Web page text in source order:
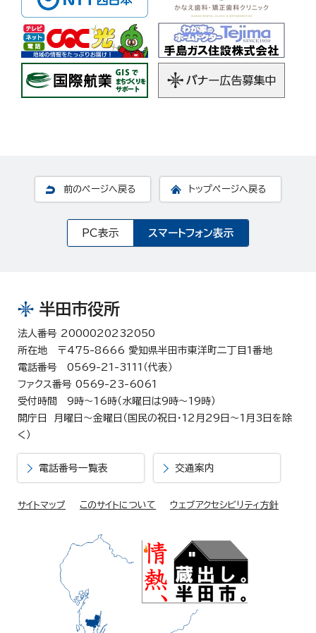
前のページへ戻る トップページへ戻る
PC表示 スマートフォン表示
半田市役所
法人番号 2000020232050
所在地 〒475-8666 愛知県半田市東洋町二丁目1番地
電話番号 0569-21-3111（代表）
ファクス番号 0569-23-6061
受付時間 9時～16時（水曜日は9時～19時）
開庁日 月曜日～金曜日（国民の祝日・12月29日～1月3日を除
く）
電話番号一覧表 交通案内
サイトマップ このサイトについて ウェブアクセシビリティ方針